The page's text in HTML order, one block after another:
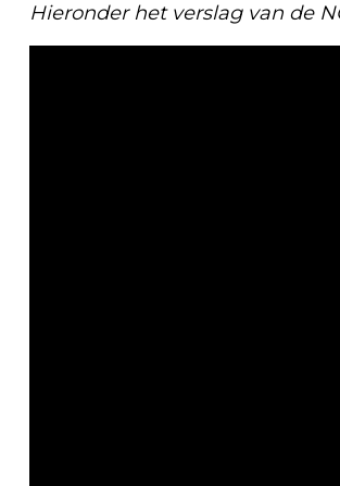
Hieronder het verslag van de